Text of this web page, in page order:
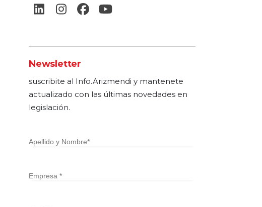
Newsletter
suscribite al Info.Arizmendi y mantenete
actualizado con las últimas novedades en
legislación.